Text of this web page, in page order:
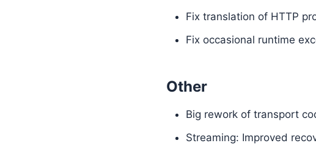
Fix translation of HTTP
Fix occasional runtime
Other
Big rework of transport
Streaming: Improved